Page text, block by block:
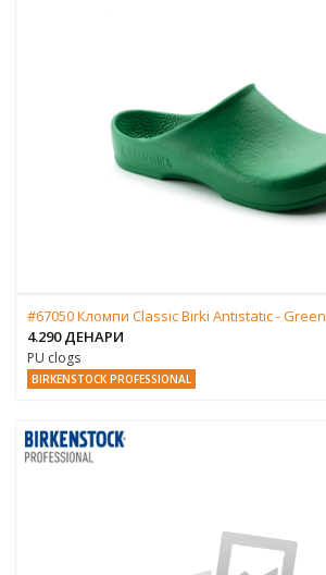
#67050 Кломпи Classic Birki Antistatic - Green
4.290 ДЕНАРИ
PU clogs
BIRKENSTOCK PROFESSIONAL